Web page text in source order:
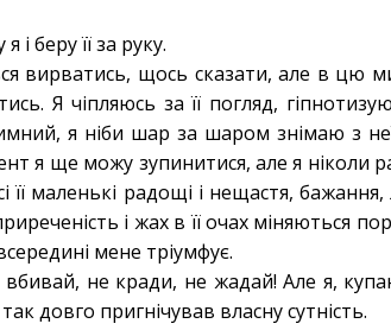
і беру її за руку.
вирватись, щось сказати, але в цю
Я чіпляюсь за її погляд,
я ніби шар за шаром знімаю з
я ще можу зупинитися, але я ніколи
її маленькі радощі і нещастя,
і жах в її очах міняються
мене тріумфує.
не кради, не жадай! Але я,
довго пригнічував власну сутність.